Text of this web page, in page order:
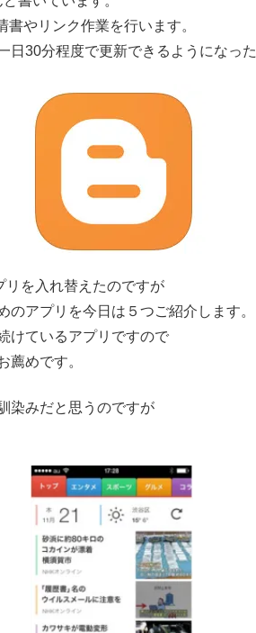
やリンク作業を行います。
30分程度で更新できるようになった
リを入れ替えたのですが
アプリを今日は５つご紹介します。
けているアプリですので
薦めです。
染みだと思うのですが